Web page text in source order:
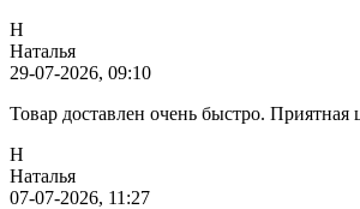
Н
Наталья
29-07-2026, 09:10
Товар доставлен очень быстро. Приятная
Н
Наталья
07-07-2026, 11:27